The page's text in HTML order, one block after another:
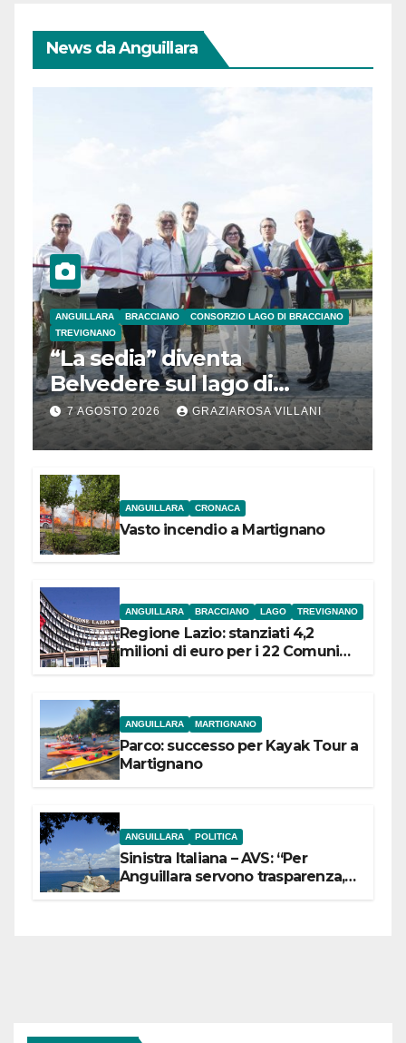
News da Anguillara
ANGUILLARA BRACCIANO
CONSORZIO LAGO DI BRACCIANO
TREVIGNANO
“La sedia” diventa
Belvedere sul lago di
Bracciano: ieri
l’inaugurazione
7 AGOSTO 2026 GRAZIAROSA VILLANI
ANGUILLARA CRONACA
Vasto incendio a Martignano
ANGUILLARA BRACCIANO LAGO TREVIGNANO
Regione Lazio: stanziati 4,2
milioni di euro per i 22 Comuni
ANGUILLARA MARTIGNANO
Parco: successo per Kayak Tour a
Martignano
ANGUILLARA POLITICA
Sinistra Italiana – AVS: “Per
Anguillara servono trasparenza,